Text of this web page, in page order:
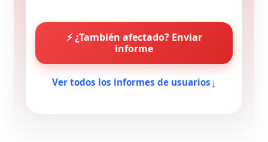
⚡ ¿También afectado? Enviar
informe
Ver todos los informes de usuarios↓